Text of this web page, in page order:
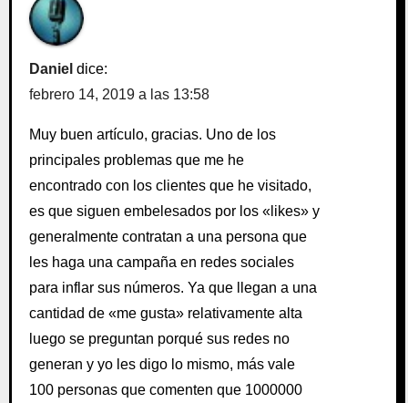
Daniel dice:
febrero 14, 2019 a las 13:58
Muy buen artículo, gracias. Uno de los
principales problemas que me he
encontrado con los clientes que he visitado,
es que siguen embelesados por los «likes» y
generalmente contratan a una persona que
les haga una campaña en redes sociales
para inflar sus números. Ya que llegan a una
cantidad de «me gusta» relativamente alta
luego se preguntan porqué sus redes no
generan y yo les digo lo mismo, más vale
100 personas que comenten que 1000000